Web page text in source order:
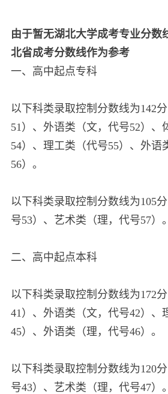
由于暂无湖北大学成考专业分数
北省成考分数线作为参考
一、高中起点专科
以下科类录取控制分数线为142
51）、外语类（文，代号52）、
54）、理工类（代号55）、外语
56）。
以下科类录取控制分数线为105
号53）、艺术类（理，代号57）。
二、高中起点本科
以下科类录取控制分数线为172
41）、外语类（文，代号42）、
45）、外语类（理，代号46）。
以下科类录取控制分数线为120
号43）、艺术类（理，代号47）。